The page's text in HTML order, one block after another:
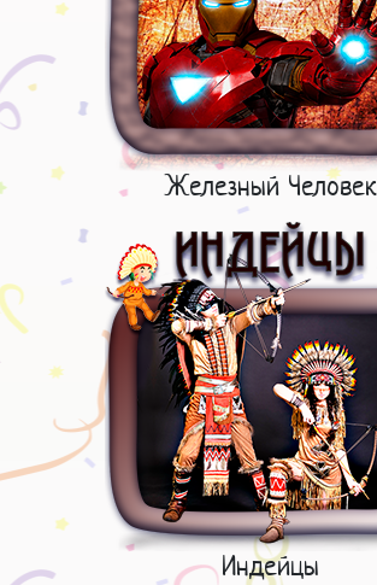
Железный Человек
Индейцы